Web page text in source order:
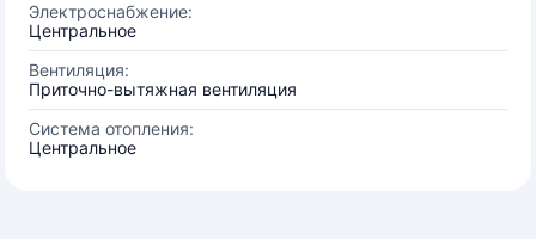
Электроснабжение:
Центральное
Вентиляция:
Приточно-вытяжная вентиляция
Система отопления:
Центральное